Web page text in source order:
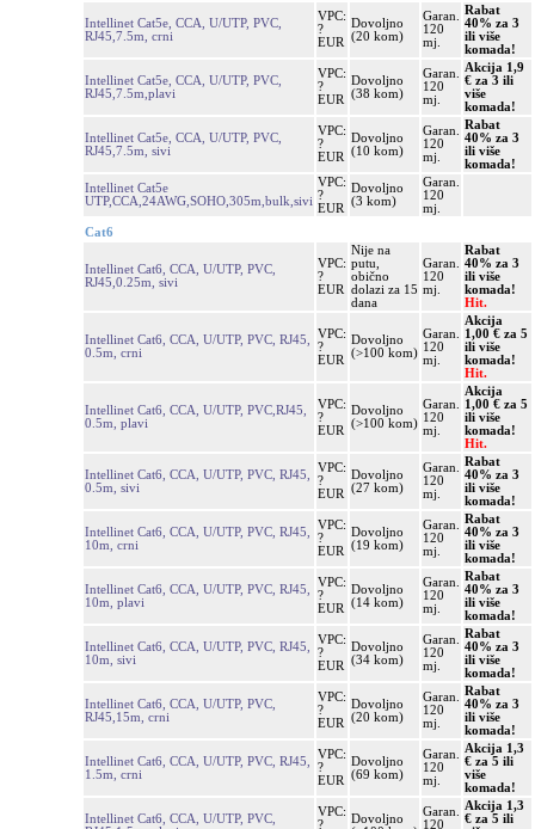
Intellinet Cat5e, CCA, U/UTP, PVC,
RJ45,7.5m, crni
VPC:
?
EUR
Dovoljno
(20 kom)
Garan.
120
mj.
Rabat
40% za 3
ili više
komada!
Intellinet Cat5e, CCA, U/UTP, PVC,
RJ45,7.5m,plavi
VPC:
?
EUR
Dovoljno
(38 kom)
Garan.
120
mj.
Akcija 1,9
€ za 3 ili
više
komada!
Intellinet Cat5e, CCA, U/UTP, PVC,
RJ45,7.5m, sivi
VPC:
?
EUR
Dovoljno
(10 kom)
Garan.
120
mj.
Rabat
40% za 3
ili više
komada!
Intellinet Cat5e
UTP,CCA,24AWG,SOHO,305m,bulk,sivi
VPC:
?
EUR
Dovoljno
(3 kom)
Garan.
120
mj.
Cat6
Intellinet Cat6, CCA, U/UTP, PVC,
RJ45,0.25m, sivi
VPC:
?
EUR
Nije na
putu,
obično
dolazi za 15
dana
Garan.
120
mj.
Rabat
40% za 3
ili više
komada!
Hit.
Intellinet Cat6, CCA, U/UTP, PVC, RJ45,
0.5m, crni
VPC:
?
EUR
Dovoljno
(>100 kom)
Garan.
120
mj.
Akcija
1,00 € za 5
ili više
komada!
Hit.
Intellinet Cat6, CCA, U/UTP, PVC,RJ45,
0.5m, plavi
VPC:
?
EUR
Dovoljno
(>100 kom)
Garan.
120
mj.
Akcija
1,00 € za 5
ili više
komada!
Hit.
Intellinet Cat6, CCA, U/UTP, PVC, RJ45,
0.5m, sivi
VPC:
?
EUR
Dovoljno
(27 kom)
Garan.
120
mj.
Rabat
40% za 3
ili više
komada!
Intellinet Cat6, CCA, U/UTP, PVC, RJ45,
10m, crni
VPC:
?
EUR
Dovoljno
(19 kom)
Garan.
120
mj.
Rabat
40% za 3
ili više
komada!
Intellinet Cat6, CCA, U/UTP, PVC, RJ45,
10m, plavi
VPC:
?
EUR
Dovoljno
(14 kom)
Garan.
120
mj.
Rabat
40% za 3
ili više
komada!
Intellinet Cat6, CCA, U/UTP, PVC, RJ45,
10m, sivi
VPC:
?
EUR
Dovoljno
(34 kom)
Garan.
120
mj.
Rabat
40% za 3
ili više
komada!
Intellinet Cat6, CCA, U/UTP, PVC,
RJ45,15m, crni
VPC:
?
EUR
Dovoljno
(20 kom)
Garan.
120
mj.
Rabat
40% za 3
ili više
komada!
Intellinet Cat6, CCA, U/UTP, PVC, RJ45,
1.5m, crni
VPC:
?
EUR
Dovoljno
(69 kom)
Garan.
120
mj.
Akcija 1,3
€ za 5 ili
više
komada!
Intellinet Cat6, CCA, U/UTP, PVC,
VPC:
?
Dovoljno
Garan.
120
Akcija 1,3
€ za 5 ili